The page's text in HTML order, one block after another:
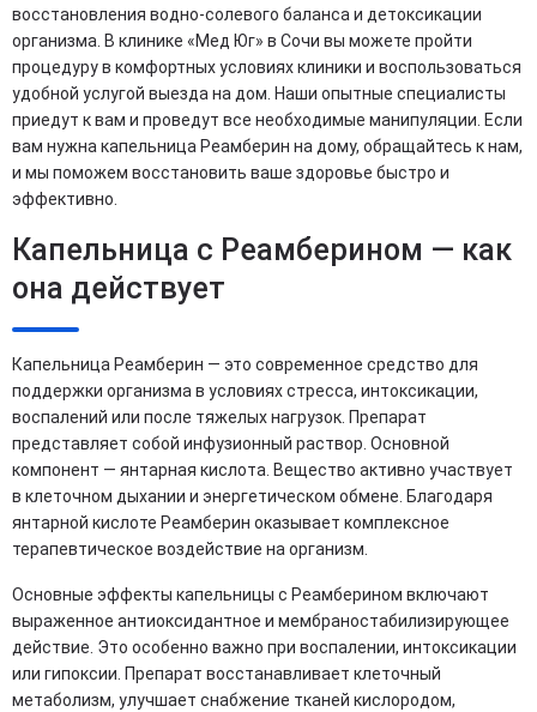
восстановления водно-солевого баланса и детоксикации
организма. В клинике «Мед Юг» в Сочи вы можете пройти
процедуру в комфортных условиях клиники и воспользоваться
удобной услугой выезда на дом. Наши опытные специалисты
приедут к вам и проведут все необходимые манипуляции. Если
вам нужна капельница Реамберин на дому, обращайтесь к нам,
и мы поможем восстановить ваше здоровье быстро и
эффективно.
Капельница с Реамберином — как
она действует
Капельница Реамберин — это современное средство для
поддержки организма в условиях стресса, интоксикации,
воспалений или после тяжелых нагрузок. Препарат
представляет собой инфузионный раствор. Основной
компонент — янтарная кислота. Вещество активно участвует
в клеточном дыхании и энергетическом обмене. Благодаря
янтарной кислоте Реамберин оказывает комплексное
терапевтическое воздействие на организм.
Основные эффекты капельницы с Реамберином включают
выраженное антиоксидантное и мембраностабилизирующее
действие. Это особенно важно при воспалении, интоксикации
или гипоксии. Препарат восстанавливает клеточный
метаболизм, улучшает снабжение тканей кислородом,